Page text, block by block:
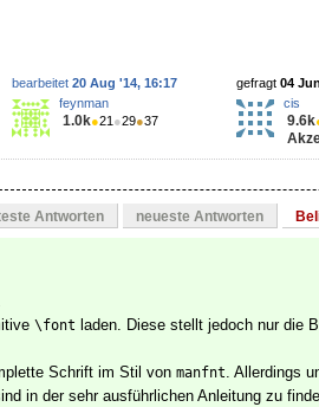
gefragt 04
cis
9.6k
bearbeitet 20 Aug '14, 16:17
feynman
1.0k●21 ●29●37
Antworten neueste Antworten
\font laden. Diese stellt jedoch nur die
Schrift im Stil von manfnt. Allerdings
in der sehr ausführlichen Anleitung zu